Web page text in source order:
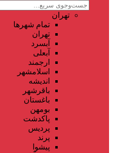
تهران
تمام شهر‌ها
تهران
آبسرد
آبعلی
ارجمند
اسلامشهر
اندیشه
باقرشهر
باغستان
بومهن
پاکدشت
پردیس
پرند
پیشوا